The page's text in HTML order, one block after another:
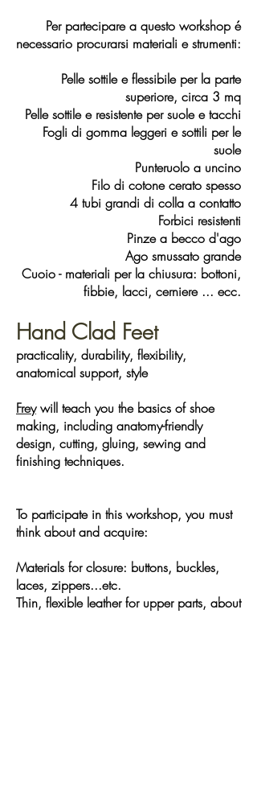
Per partecipare a questo workshop é
necessario procurarsi materiali e strumenti:
Pelle sottile e flessibile per la parte
superiore, circa 3 mq
Pelle sottile e resistente per suole e tacchi
Fogli di gomma leggeri e sottili per le
suole
Punteruolo a uncino
Filo di cotone cerato spesso
4 tubi grandi di colla a contatto
Forbici resistenti
Pinze a becco d'ago
Ago smussato grande
Cuoio- materiali per la chiusura: bottoni,
fibbie, lacci, cerniere ... ecc.
Hand Clad Feet
practicality, durability, flexibility,
anatomical support, style
Freywill teach you the basics of shoe
making, including anatomy-friendly
design, cutting, gluing, sewing and
finishing techniques.
To participate in this workshop, you must
think about and acquire:
Materials for closure: buttons, buckles,
laces, zippers...etc.
Thin, flexible leather for upper parts, about